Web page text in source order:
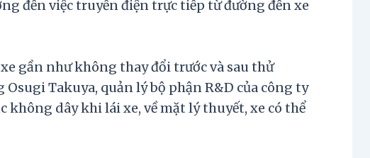
đến việc truyền điện trực tiếp từ đường đến xe
gần như không thay đổi trước và sau thử
Takuya, quản lý bộ phận R&D của công ty
không dây khi lái xe, về mặt lý thuyết, xe có thể